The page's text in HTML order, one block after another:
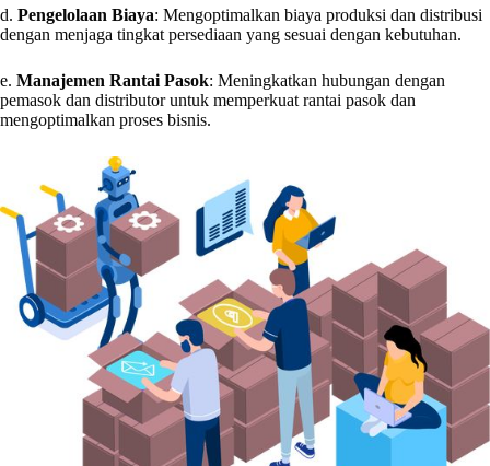
d. Pengelolaan Biaya: Mengoptimalkan biaya produksi dan distribusi
dengan menjaga tingkat persediaan yang sesuai dengan kebutuhan.
e. Manajemen Rantai Pasok: Meningkatkan hubungan dengan
pemasok dan distributor untuk memperkuat rantai pasok dan
mengoptimalkan proses bisnis.